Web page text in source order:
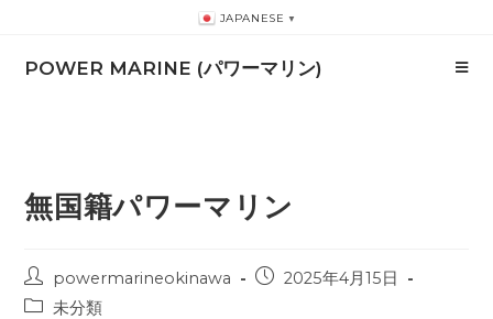
JAPANESE ▼
POWER MARINE (パワーマリン)
無国籍パワーマリン
投
稿
powermarineokinawa
投
2025年4月15日
投
未分類